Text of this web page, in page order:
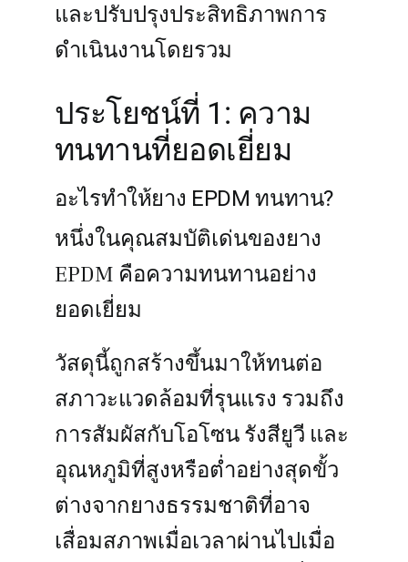
และปรับปรุงประสิทธิภาพการ
ดำเนินงานโดยรวม
ประโยชน์ที่ 1: ความ
ทนทานที่ยอดเยี่ยม
อะไรทำให้ยาง EPDM ทนทาน?
หนึ่งในคุณสมบัติเด่นของยาง
EPDM คือความทนทานอย่าง
ยอดเยี่ยม
วัสดุนี้ถูกสร้างขึ้นมาให้ทนต่อ
สภาวะแวดล้อมที่รุนแรง รวมถึง
การสัมผัสกับโอโซน รังสียูวี และ
อุณหภูมิที่สูงหรือต่ำอย่างสุดขั้ว
ต่างจากยางธรรมชาติที่อาจ
เสื่อมสภาพเมื่อเวลาผ่านไปเมื่อ